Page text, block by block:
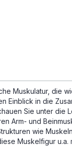
Muskulatur, die
Einblick in die
Sie unter die
Arm- und
wie
Muskelfigur